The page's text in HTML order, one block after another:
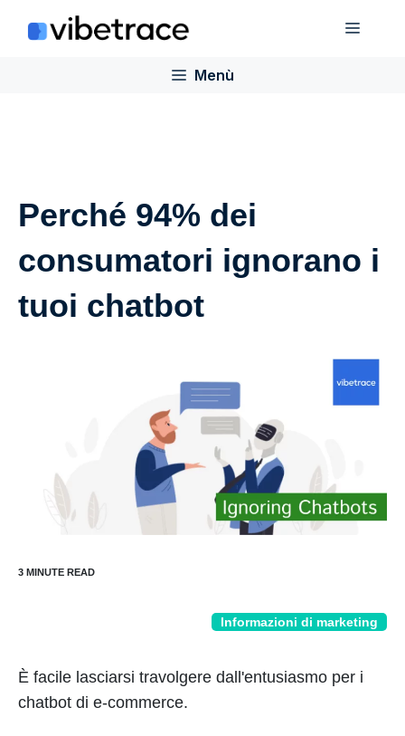
Menù
Menù
Perché 94% dei
consumatori ignorano i
tuoi chatbot
Informazioni di marketing
È facile lasciarsi travolgere dall'entusiasmo per i
chatbot di e-commerce.